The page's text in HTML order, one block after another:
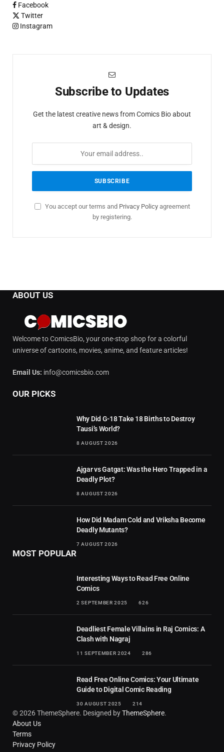
Facebook
Twitter
Instagram
Subscribe to Updates
Get the latest creative news from Comics Bio about
art & design.
You accept our terms and Privacy Policyagreement
by registering.
ABOUT US
Welcome to ComicsBio, your one-stop shop for a colorful
universe of cartoons, movies, anime, and feature articles!
Email Us: info@comicsbio.com
OUR PICKS
Why Did G-18 Take 18 Births to Destroy
Tausi’s World?
8 AUGUST 2026
Ajgar vs Gatgat: Was the Hero Trapped in a
Deadly Plot?
8 AUGUST 2026
How Did Madam Cold and Vriksha Become
Deadly Mutants?
7 AUGUST 2026
MOST POPULAR
Interesting Ways to Read Free Online
Comics
2 SEPTEMBER 2025 626
Deadliest Female Villains in Raj Comics: A
Clash with Nagraj
11 SEPTEMBER 2024 286
Read Free Online Comics: Your Ultimate
Guide to Digital Comic Reading
30 AUGUST 2025 214
© 2026 ThemeSphere. Designed byThemeSphere.
About Us
Terms
Privacy Policy